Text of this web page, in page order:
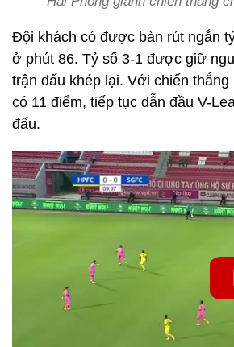
Đội khách có được bàn rút ngắn
ở phút 86. Tỷ số 3-1 được giữ
trận đấu khép lại. Với chiến thắng
có 11 điểm, tiếp tục dẫn đầu V-
đấu.